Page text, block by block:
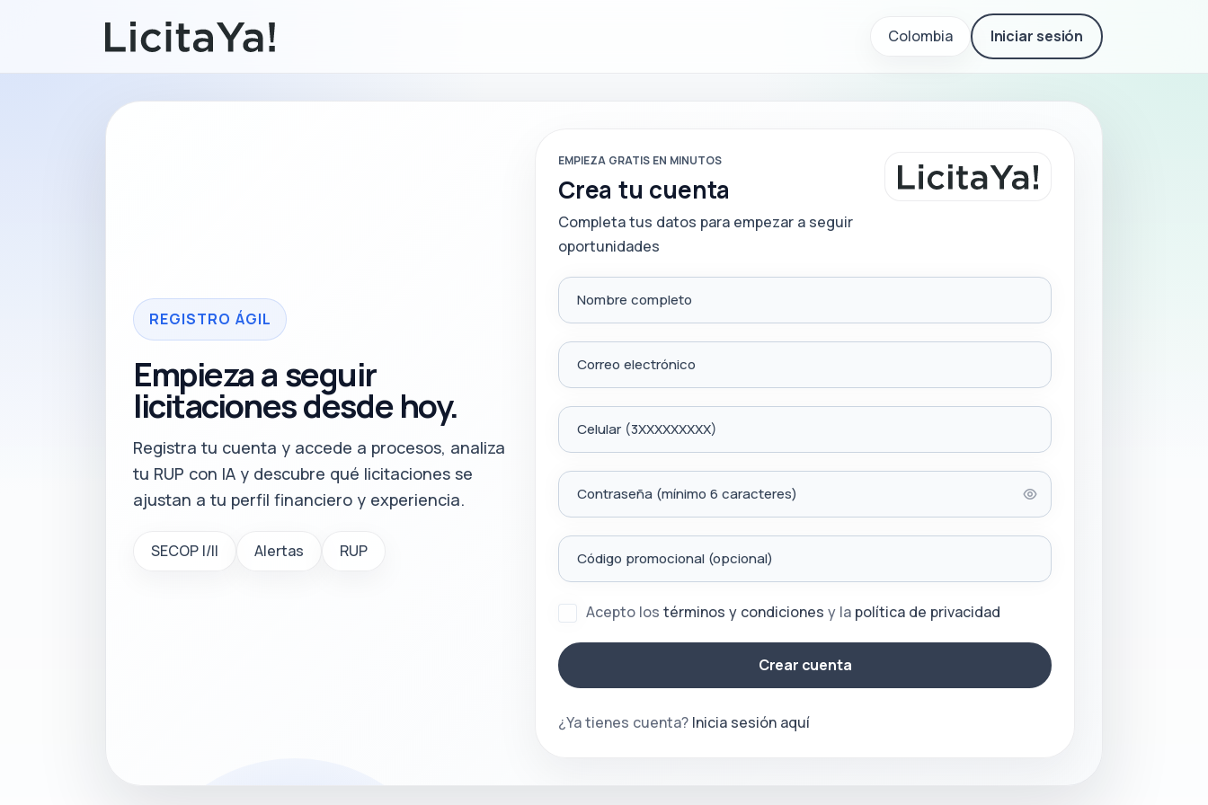
Colombia Iniciar sesión
REGISTRO ÁGIL
Empieza a seguir
licitaciones desde hoy.
Registra tu cuenta y accede a procesos, analiza
tu RUP con IA y descubre qué licitaciones se
ajustan a tu perfil financiero y experiencia.
SECOP I/II Alertas RUP
EMPIEZA GRATIS EN MINUTOS
Crea tu cuenta
Completa tus datos para empezar a seguir
oportunidades
Nombre completo
Correo electrónico
Celular (3XXXXXXXXX)
Contraseña (mínimo 6 caracteres)
Código promocional (opcional)
Acepto lostérminos y condiciones y la política de privacidad
Crear cuenta
¿Ya tienes cuenta? Inicia sesión aquí